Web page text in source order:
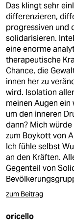
Das klingt sehr
differenzieren,
progressiven und
solidarisieren.
eine enorme
therapeutische
Chance, die
innen her zu
wird. Isolation
meinen Augen ein
um den inneren
dann? Mich
zum Boykott von
Ich fühle selbst
an den Kräften.
Gegenteil von
zum Beitrag
oricello